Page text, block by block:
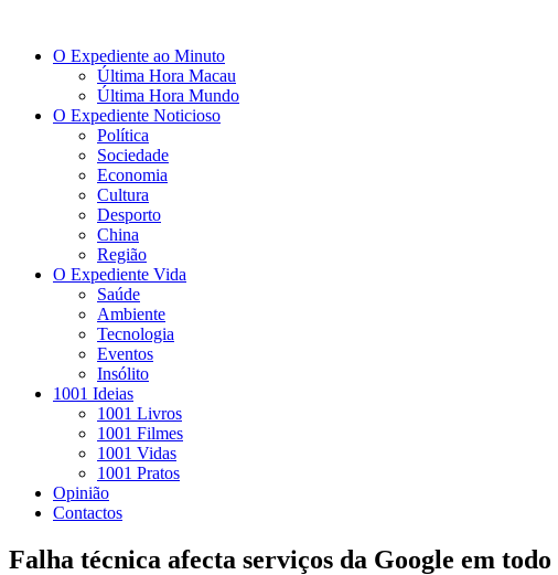
O Expediente ao Minuto
Última Hora Macau
Última Hora Mundo
O Expediente Noticioso
Política
Sociedade
Economia
Cultura
Desporto
China
Região
O Expediente Vida
Saúde
Ambiente
Tecnologia
Eventos
Insólito
1001 Ideias
1001 Livros
1001 Filmes
1001 Vidas
1001 Pratos
Opinião
Contactos
Falha técnica afecta serviços da Google em